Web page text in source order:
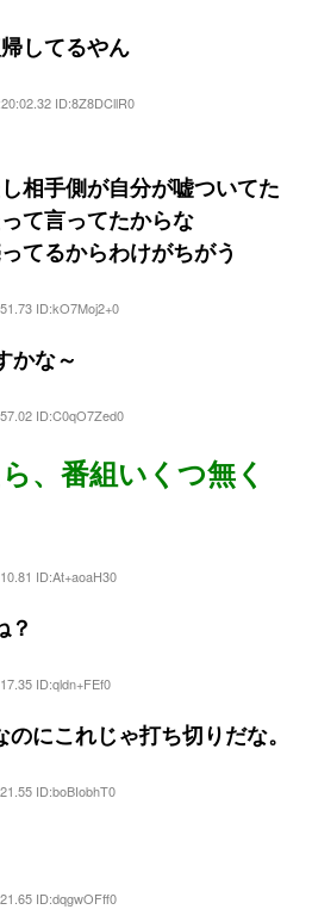
してるやん
ID:8Z8DCllR0
相手側が自分が嘘ついてた
て言ってたからな
てるからわけがちがう
ID:kO7Moj2+0
かな～
ID:C0qO7Zed0
、番組いくつ無く
ID:At+aoaH30
？
ID:qldn+FEf0
にこれじゃ打ち切りだな。
ID:boBIobhT0
ID:dqgwOFff0